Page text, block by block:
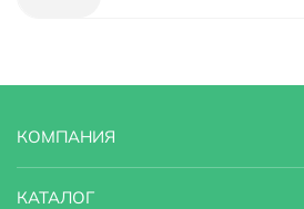
Область применения
Оснащение
КОМПАНИЯ
КАТАЛОГ